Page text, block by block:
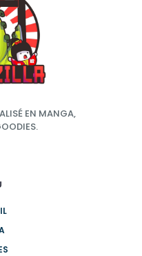
EN MANGA,